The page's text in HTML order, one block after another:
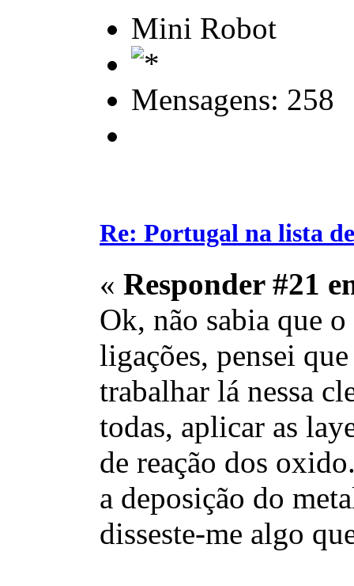
Mini Robot
Mensagens: 258
Re: Portugal na lista
« Responder #21
Ok, não sabia que
ligações, pensei
trabalhar lá nessa
todas, aplicar as
de reação dos
a deposição do
disseste-me algo